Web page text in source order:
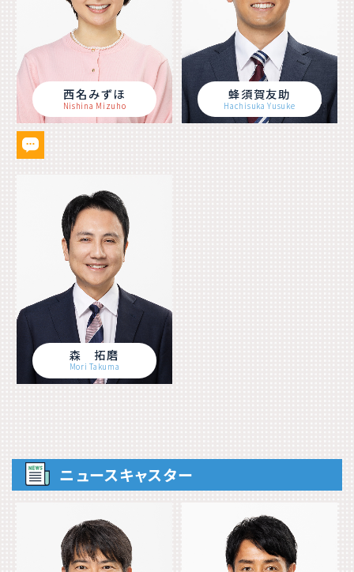
西名みずほ
Nishina Mizuho
蜂須賀友助
Hachisuka Yusuke
森 拓磨
Mori Takuma
ニュースキャスター